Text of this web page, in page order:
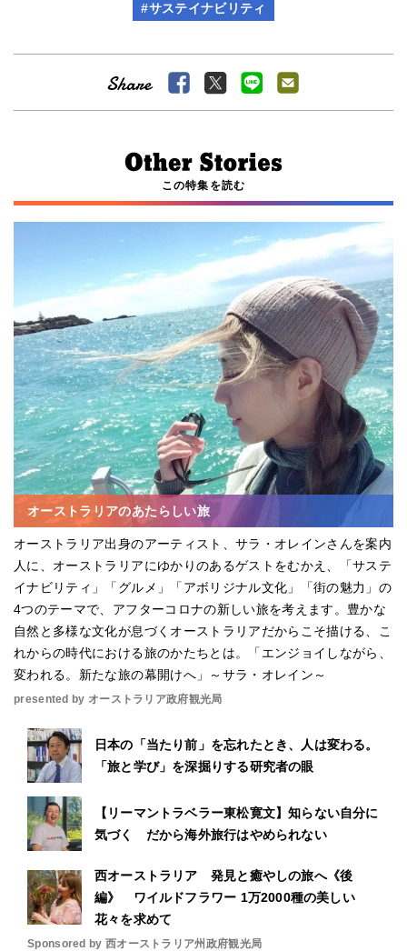
#サステイナビリティ
この特集を読む
オーストラリアのあたらしい旅
オーストラリア出身のアーティスト、サラ・オレインさんを案内
人に、オーストラリアにゆかりのあるゲストをむかえ、「サステ
イナビリティ」「グルメ」「アボリジナル文化」「街の魅力」の
4つのテーマで、アフターコロナの新しい旅を考えます。豊かな
自然と多様な文化が息づくオーストラリアだからこそ描ける、こ
れからの時代における旅のかたちとは。「エンジョイしながら、
変われる。新たな旅の幕開けへ」～サラ・オレイン～
presented by オーストラリア政府観光局
日本の「当たり前」を忘れたとき、人は変わる。
「旅と学び」を深掘りする研究者の眼
【リーマントラベラー東松寛文】知らない自分に
気づく だから海外旅行はやめられない
西オーストラリア 発見と癒やしの旅へ《後
編》 ワイルドフラワー 1万2000種の美しい
花々を求めて
Sponsored by 西オーストラリア州政府観光局